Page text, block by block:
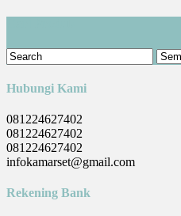
Hubungi Kami
081224627402
081224627402
081224627402
infokamarset@gmail.com
Rekening Bank